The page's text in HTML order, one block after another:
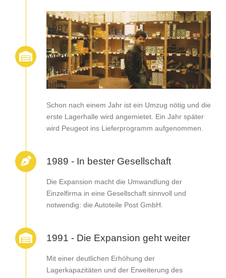
1987
-
Mehr
Platz,
bitte!
Schon nach einem Jahr ist ein Umzug nötig und die
erste Lagerhalle wird angemietet. Ein Jahr später
wird Peugeot ins Lieferprogramm aufgenommen.
1989 - In bester Gesellschaft
Die Expansion macht die Umwandlung der
Einzelfirma in eine Gesellschaft sinnvoll und
notwendig: die Autoteile Post GmbH.
1991 - Die Expansion geht weiter
Mit einer deutlichen Erhöhung der
Lagerkapazitäten und der Erweiterung des